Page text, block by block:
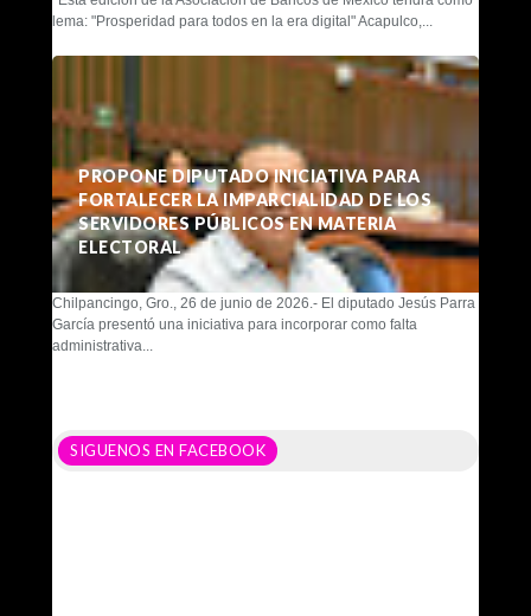
lema: "Prosperidad para todos en la era digital" Acapulco,...
PROPONE DIPUTADO INICIATIVA PARA
FORTALECER LA IMPARCIALIDAD DE LOS
SERVIDORES PÚBLICOS EN MATERIA
ELECTORAL
Chilpancingo, Gro., 26 de junio de 2026.- El diputado Jesús Parra
García presentó una iniciativa para incorporar como falta
administrativa...
SIGUENOS EN FACEBOOK